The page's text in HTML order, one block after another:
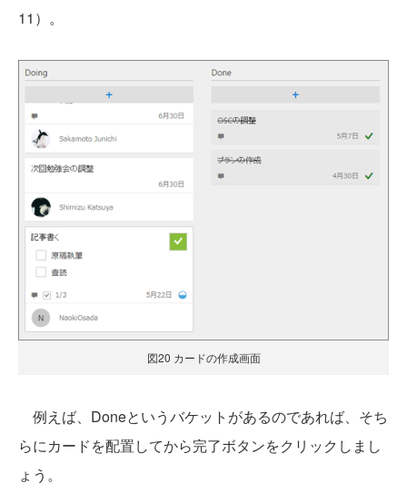
11）。
図20 カードの作成画面
例えば、Doneというバケットがあるのであれば、そち
らにカードを配置してから完了ボタンをクリックしまし
ょう。